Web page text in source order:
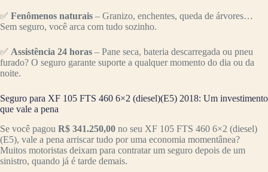
✅ Fenômenos naturais – Granizo, enchentes, queda de árvores…
Sem seguro, você arca com tudo sozinho.
✅ Assistência 24 horas – Pane seca, bateria descarregada ou pneu
furado? O seguro garante suporte a qualquer momento do dia ou da
noite.
Seguro para XF 105 FTS 460 6×2 (diesel)(E5) 2018: Um investimento
que vale a pena
Se você pagou R$ 341.250,00 no seu XF 105 FTS 460 6×2 (diesel)
(E5), vale a pena arriscar tudo por uma economia momentânea?
Muitos motoristas deixam para contratar um seguro depois de um
sinistro, quando já é tarde demais.